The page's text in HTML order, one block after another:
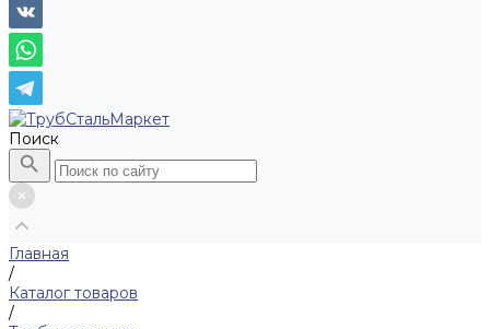
Поиск
Главная
/
Каталог товаров
/